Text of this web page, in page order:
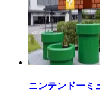
ニンテンドーミ